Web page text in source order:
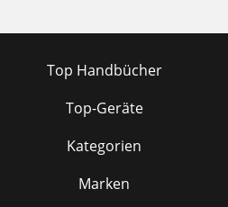
Top Handbücher
Top-Geräte
Kategorien
Marken